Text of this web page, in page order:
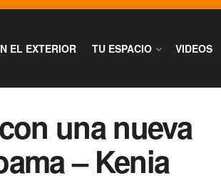
EL EXTERIOR TU ESPACIO VIDEOS
una nueva
– Kenia